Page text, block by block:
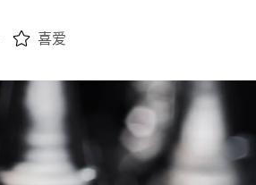
喜爱